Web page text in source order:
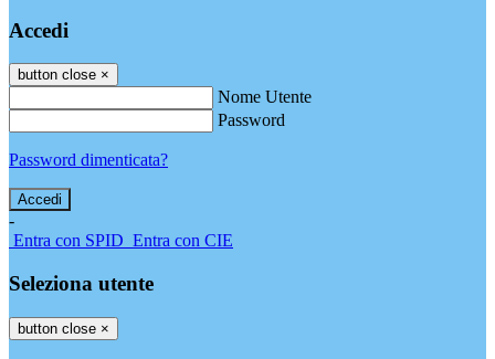
Accedi
button close ×
Nome Utente
Password
Password dimenticata?
-
Entra con SPID Entra con CIE
Seleziona utente
button close ×